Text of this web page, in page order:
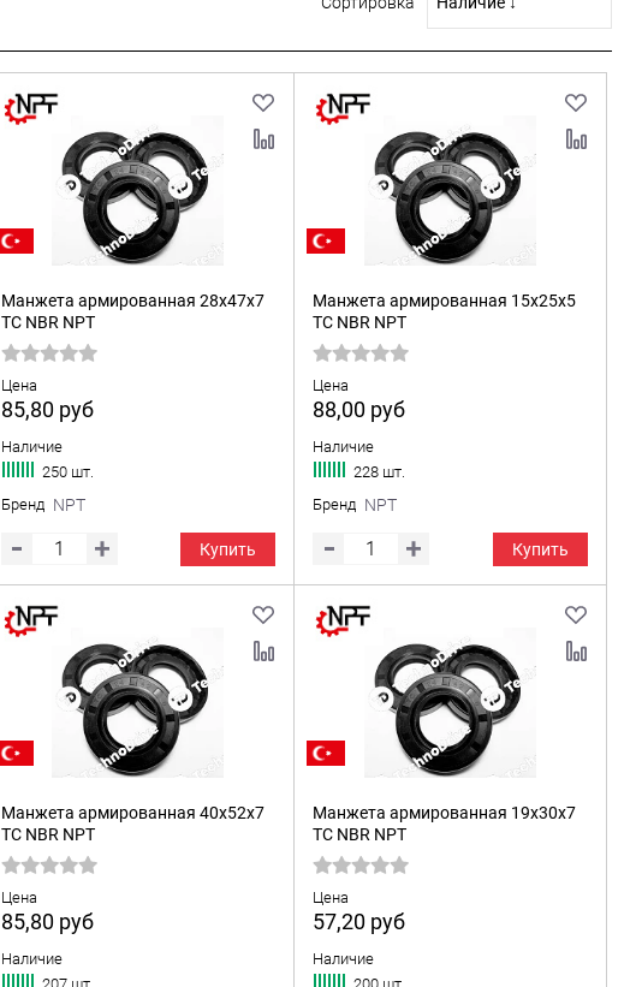
Манжета армированная 28x47x7
TC NBR NPT
Цена
85,80 руб
Наличие
250 шт.
Бренд NPT
Купить
Манжета армированная 15x25x5
TC NBR NPT
Цена
88,00 руб
Наличие
228 шт.
Бренд NPT
Купить
Манжета армированная 40x52x7
TC NBR NPT
Цена
85,80 руб
Наличие
Манжета армированная 19x30x7
TC NBR NPT
Цена
57,20 руб
Наличие